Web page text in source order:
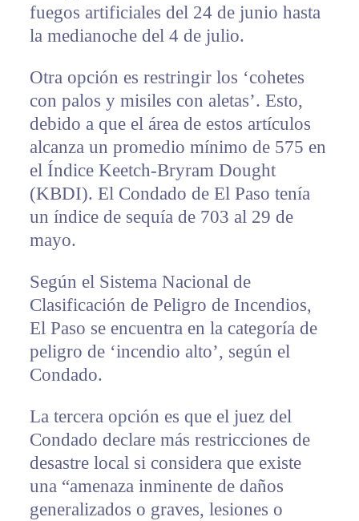
fuegos artificiales del 24 de junio hasta
la medianoche del 4 de julio.
Otra opción es restringir los ‘cohetes
con palos y misiles con aletas’. Esto,
debido a que el área de estos artículos
alcanza un promedio mínimo de 575 en
el Índice Keetch-Bryram Dought
(KBDI). El Condado de El Paso tenía
un índice de sequía de 703 al 29 de
mayo.
Según el Sistema Nacional de
Clasificación de Peligro de Incendios,
El Paso se encuentra en la categoría de
peligro de ‘incendio alto’, según el
Condado.
La tercera opción es que el juez del
Condado declare más restricciones de
desastre local si considera que existe
una “amenaza inminente de daños
generalizados o graves, lesiones o